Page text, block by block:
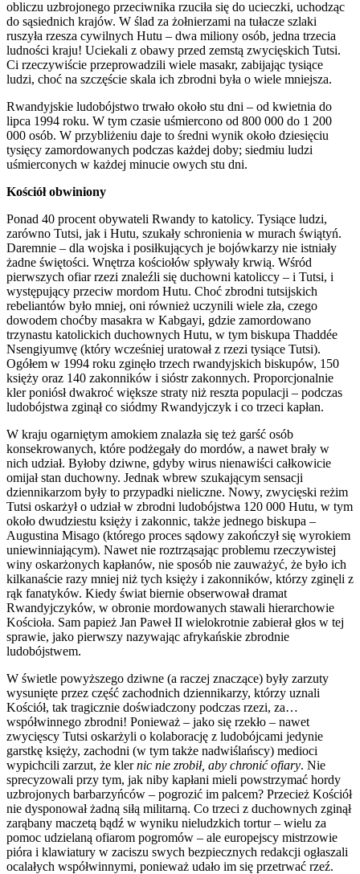
obliczu uzbrojonego przeciwnika rzuciła się do ucieczki, uchodząc
do sąsiednich krajów. W ślad za żołnierzami na tułacze szlaki
ruszyła rzesza cywilnych Hutu – dwa miliony osób, jedna trzecia
ludności kraju! Uciekali z obawy przed zemstą zwycięskich Tutsi.
Ci rzeczywiście przeprowadzili wiele masakr, zabijając tysiące
ludzi, choć na szczęście skala ich zbrodni była o wiele mniejsza.
Rwandyjskie ludobójstwo trwało około stu dni – od kwietnia do
lipca 1994 roku. W tym czasie uśmiercono od 800 000 do 1 200
000 osób. W przybliżeniu daje to średni wynik około dziesięciu
tysięcy zamordowanych podczas każdej doby; siedmiu ludzi
uśmierconych w każdej minucie owych stu dni.
Kościół obwiniony
Ponad 40 procent obywateli Rwandy to katolicy. Tysiące ludzi,
zarówno Tutsi, jak i Hutu, szukały schronienia w murach świątyń.
Daremnie – dla wojska i posiłkujących je bojówkarzy nie istniały
żadne świętości. Wnętrza kościołów spływały krwią. Wśród
pierwszych ofiar rzezi znaleźli się duchowni katoliccy – i Tutsi, i
występujący przeciw mordom Hutu. Choć zbrodni tutsijskich
rebeliantów było mniej, oni również uczynili wiele zła, czego
dowodem choćby masakra w Kabgayi, gdzie zamordowano
trzynastu katolickich duchownych Hutu, w tym biskupa Thaddée
Nsengiyumvę (który wcześniej uratował z rzezi tysiące Tutsi).
Ogółem w 1994 roku zginęło trzech rwandyjskich biskupów, 150
księży oraz 140 zakonników i sióstr zakonnych. Proporcjonalnie
kler poniósł dwakroć większe straty niż reszta populacji – podczas
ludobójstwa zginął co siódmy Rwandyjczyk i co trzeci kapłan.
W kraju ogarniętym amokiem znalazła się też garść osób
konsekrowanych, które podżegały do mordów, a nawet brały w
nich udział. Byłoby dziwne, gdyby wirus nienawiści całkowicie
omijał stan duchowny. Jednak wbrew szukającym sensacji
dziennikarzom były to przypadki nieliczne. Nowy, zwycięski reżim
Tutsi oskarżył o udział w zbrodni ludobójstwa 120 000 Hutu, w tym
około dwudziestu księży i zakonnic, także jednego biskupa –
Augustina Misago (którego proces sądowy zakończył się wyrokiem
uniewinniającym). Nawet nie roztrząsając problemu rzeczywistej
winy oskarżonych kapłanów, nie sposób nie zauważyć, że było ich
kilkanaście razy mniej niż tych księży i zakonników, którzy zginęli z
rąk fanatyków. Kiedy świat biernie obserwował dramat
Rwandyjczyków, w obronie mordowanych stawali hierarchowie
Kościoła. Sam papież Jan Paweł II wielokrotnie zabierał głos w tej
sprawie, jako pierwszy nazywając afrykańskie zbrodnie
ludobójstwem.
W świetle powyższego dziwne (a raczej znaczące) były zarzuty
wysunięte przez część zachodnich dziennikarzy, którzy uznali
Kościół, tak tragicznie doświadczony podczas rzezi, za…
współwinnego zbrodni! Ponieważ – jako się rzekło – nawet
zwycięscy Tutsi oskarżyli o kolaborację z ludobójcami jedynie
garstkę księży, zachodni (w tym także nadwiślańscy) medioci
wypichcili zarzut, że klernic nie zrobił, aby chronić ofiary. Nie
sprecyzowali przy tym, jak niby kapłani mieli powstrzymać hordy
uzbrojonych barbarzyńców – pogrozić im palcem? Przecież Kościół
nie dysponował żadną siłą militarną. Co trzeci z duchownych zginął
zarąbany maczetą bądź w wyniku nieludzkich tortur – wielu za
pomoc udzielaną ofiarom pogromów – ale europejscy mistrzowie
pióra i klawiatury w zaciszu swych bezpiecznych redakcji ogłaszali
ocalałych współwinnymi, ponieważ udało im się przetrwać rzeź.